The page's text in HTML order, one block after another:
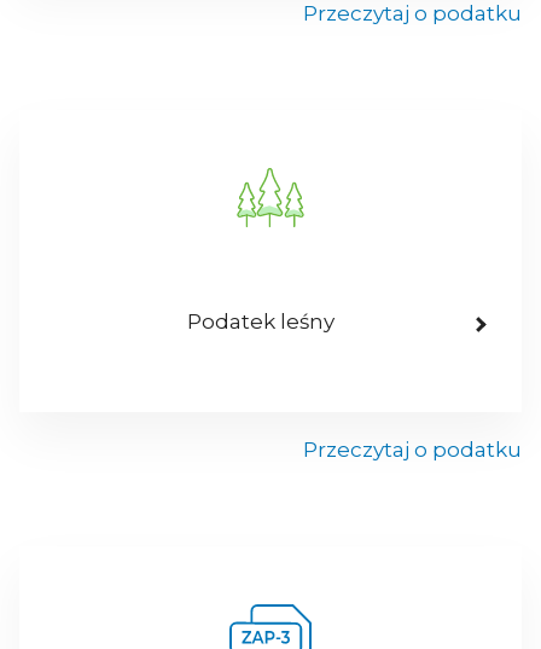
Przeczytaj o podatku
Podatek leśny
Przeczytaj o podatku